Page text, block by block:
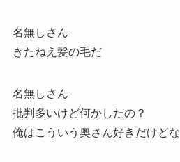
名無しさん
きたねえ髪の毛だ
名無しさん
批判多いけど何かしたの？
俺はこういう奥さん好きだけどな